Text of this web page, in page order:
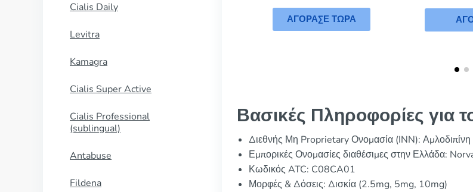
Cialis Daily
Levitra
Kamagra
Cialis Super Active
Cialis Professional
(sublingual)
Antabuse
Fildena
ΑΓΟΡΑΣΕ ΤΩΡΑ
Βασικές Πληροφορίες για
Διεθνής Μη Proprietary Ονομασία (INN): Αμλοδιπίνη
Εμπορικές Ονομασίες διαθέσιμες στην Ελλάδα:
Κωδικός ATC: C08CA01
Μορφές & Δόσεις: Δισκία (2.5mg, 5mg, 10mg)